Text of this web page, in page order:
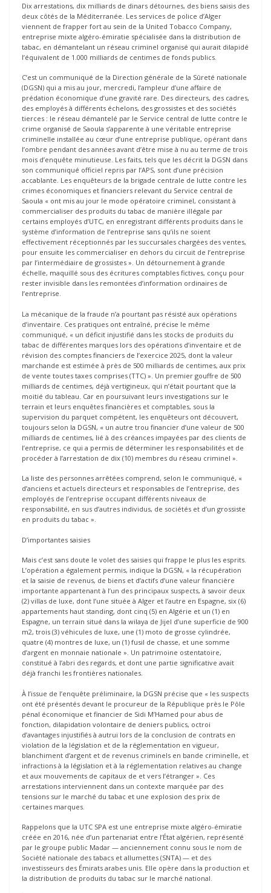
Dix arrestations, dix milliards de dinars détournes, des biens saisis des
deux côtés de la Méditerranée. Les services de police d’Alger
viennent de frapper fort au sein de la United Tobacco Company,
entreprise mixte algéro-émiratie spécialisée dans la distribution de
tabac, en démantelant un réseau criminel organisé qui aurait dilapidé
l’équivalent de 1.000 milliards de centimes de fonds publics.
C’est un communiqué de la Direction générale de la Sûreté nationale
(DGSN) qui a mis au jour, mercredi, l’ampleur d’une affaire de
prédation économique d’une gravité rare. Des directeurs, des cadres,
des employés à différents échelons, des grossistes et des sociétés
tierces : le réseau démantelé par le Service central de lutte contre le
crime organisé de Saoula s’apparente à une véritable entreprise
criminelle installée au cœur d’une entreprise publique, opérant dans
l’ombre pendant des années avant d’être mise à nu au terme de trois
mois d’enquête minutieuse. Les faits, tels que les décrit la DGSN dans
son communiqué officiel repris par l’APS, sont d’une précision
accablante. Les enquêteurs de la brigade centrale de lutte contre les
crimes économiques et financiers relevant du Service central de
Saoula « ont mis au jour le mode opératoire criminel, consistant à
commercialiser des produits du tabac de manière illégale par
certains employés d’UTC, en enregistrant différents produits dans le
système d’information de l’entreprise sans qu’ils ne soient
effectivement réceptionnés par les succursales chargées des ventes,
pour ensuite les commercialiser en dehors du circuit de l’entreprise
par l’intermédiaire de grossistes ». Un détournement à grande
échelle, maquillé sous des écritures comptables fictives, conçu pour
rester invisible dans les remontées d’information ordinaires de
l’entreprise.
La mécanique de la fraude n’a pourtant pas résisté aux opérations
d’inventaire. Ces pratiques ont entraîné, précise le même
communiqué, « un déficit injustifié dans les stocks de produits du
tabac de différentes marques lors des opérations d’inventaire et de
révision des comptes financiers de l’exercice 2025, dont la valeur
marchande est estimée à près de 500 milliards de centimes, aux prix
de vente toutes taxes comprises (TTC) ». Un premier gouffre de 500
milliards de centimes, déjà vertigineux, qui n’était pourtant que la
moitié du tableau. Car en poursuivant leurs investigations sur le
terrain et leurs enquêtes financières et comptables, sous la
supervision du parquet compétent, les enquêteurs ont découvert,
toujours selon la DGSN, « un autre trou financier d’une valeur de 500
milliards de centimes, lié à des créances impayées par des clients de
l’entreprise, ce qui a permis de déterminer les responsabilités et de
procéder à l’arrestation de dix (10) membres du réseau criminel ».
La liste des personnes arrêtées comprend, selon le communiqué, «
d’anciens et actuels directeurs et responsables de l’entreprise, des
employés de l’entreprise occupant différents niveaux de
responsabilité, en sus d’autres individus, de sociétés et d’un grossiste
en produits du tabac ».
D’importantes saisies
Mais c’est sans doute le volet des saisies qui frappe le plus les esprits.
L’opération a également permis, indique la DGSN, « la récupération
et la saisie de revenus, de biens et d’actifs d’une valeur financière
importante appartenant à l’un des principaux suspects, à savoir deux
(2) villas de luxe, dont l’une située à Alger et l’autre en Espagne, six (6)
appartements haut standing, dont cinq (5) en Algérie et un (1) en
Espagne, un terrain situé dans la wilaya de Jijel d’une superficie de 900
m2, trois (3) véhicules de luxe, une (1) moto de grosse cylindrée,
quatre (4) montres de luxe, un (1) fusil de chasse, et une somme
d’argent en monnaie nationale ». Un patrimoine ostentatoire,
constitué à l’abri des regards, et dont une partie significative avait
déjà franchi les frontières nationales.
À l’issue de l’enquête préliminaire, la DGSN précise que « les suspects
ont été présentés devant le procureur de la République près le Pôle
pénal économique et financier de Sidi M’Hamed pour abus de
fonction, dilapidation volontaire de deniers publics, octroi
d’avantages injustifiés à autrui lors de la conclusion de contrats en
violation de la législation et de la réglementation en vigueur,
blanchiment d’argent et de revenus criminels en bande criminelle, et
infractions à la législation et à la réglementation relatives au change
et aux mouvements de capitaux de et vers l’étranger ». Ces
arrestations interviennent dans un contexte marquée par des
tensions sur le marché du tabac et une explosion des prix de
certaines marques.
Rappelons que la UTC SPA est une entreprise mixte algéro-émiratie
créée en 2016, née d’un partenariat entre l’État algérien, représenté
par le groupe public Madar — anciennement connu sous le nom de
Société nationale des tabacs et allumettes (SNTA) — et des
investisseurs des Émirats arabes unis. Elle opère dans la production et
la distribution de produits du tabac sur le marché national.